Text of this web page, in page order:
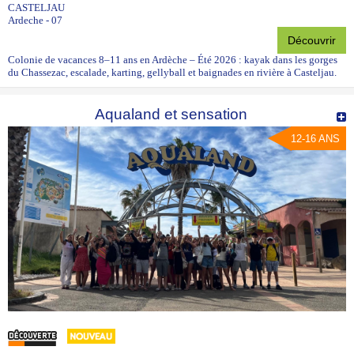
CASTELJAU
Ardeche - 07
Découvrir
Colonie de vacances 8–11 ans en Ardèche – Été 2026 : kayak dans les gorges
du Chassezac, escalade, karting, gellyball et baignades en rivière à Casteljau.
Aqualand et sensation
12-16 ANS